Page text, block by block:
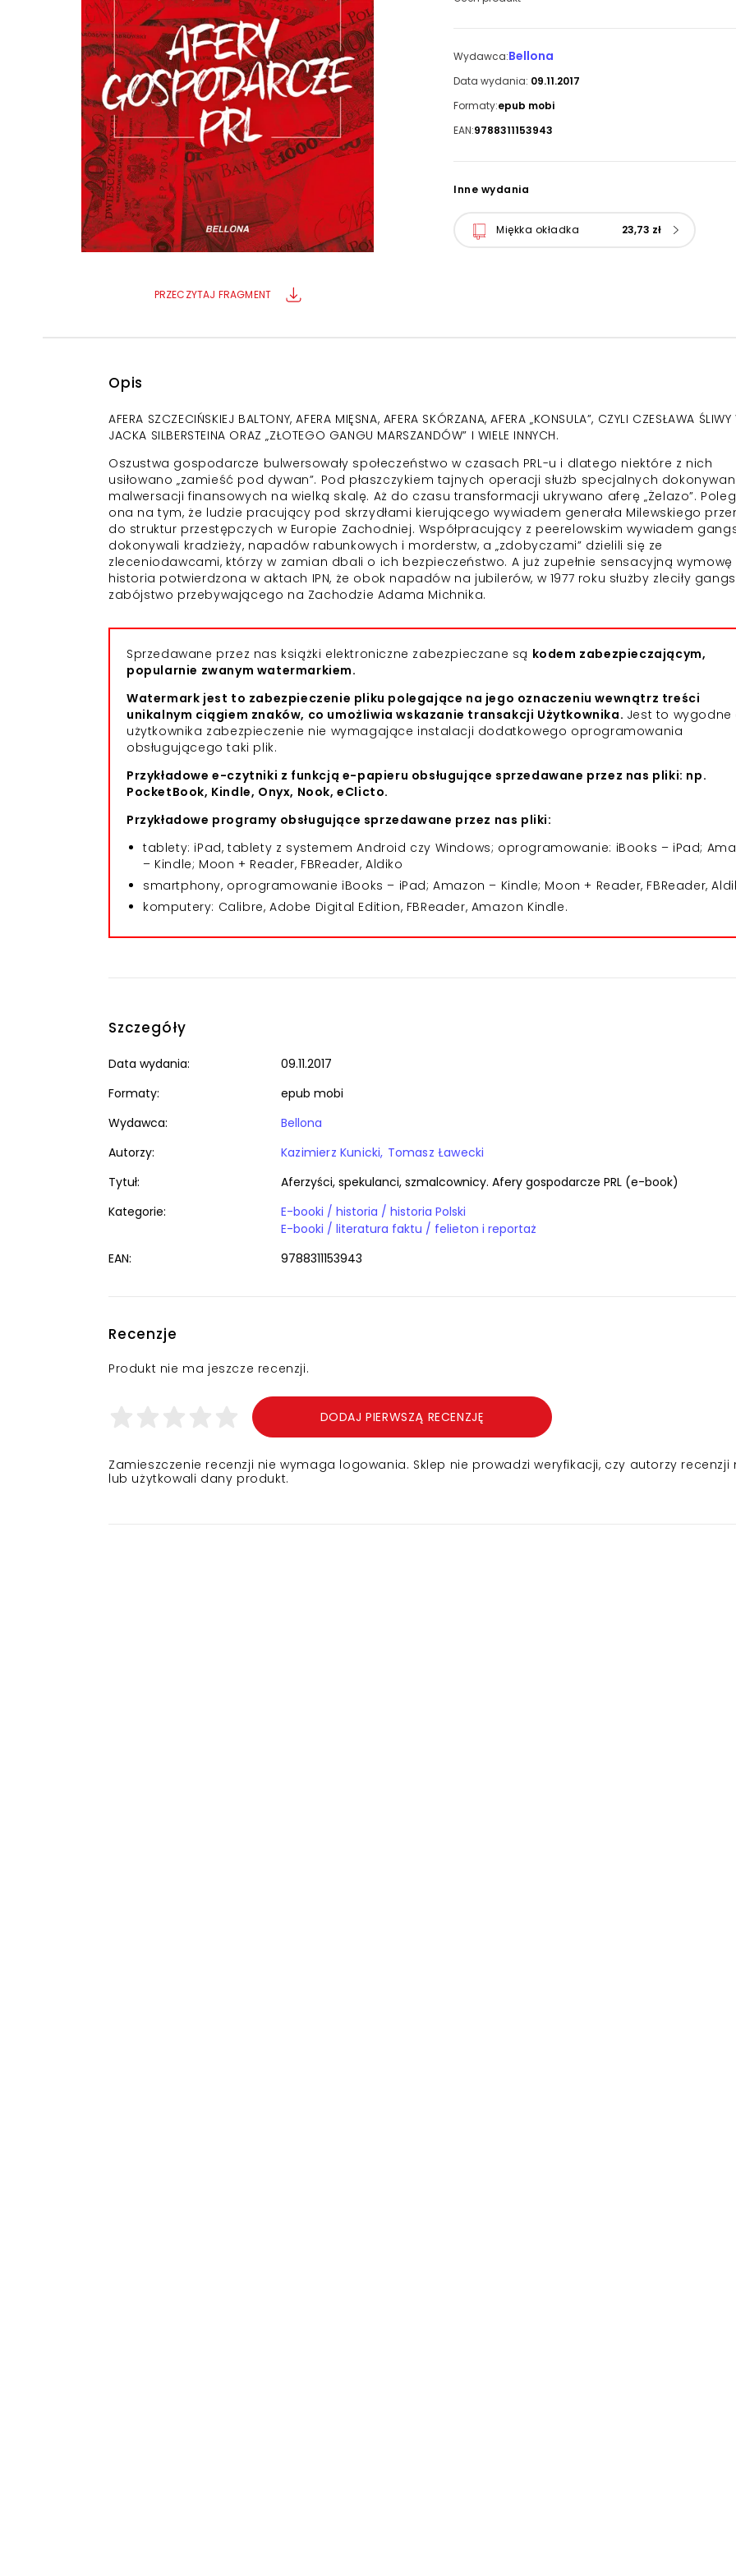
PRZECZYTAJ FRAGMENT
Wydawca:Bellona
Data wydania: 09.11.2017
Formaty:epub mobi
EAN:9788311153943
Inne wydania
Miękka okładka 23,73 zł
Opis
AFERA SZCZECIŃSKIEJ BALTONY, AFERA MIĘSNA, AFERA SKÓRZANA, AFERA „KONSULA”, CZYLI CZESŁAWA ŚLIWY
JACKA SILBERSTEINA ORAZ „ZŁOTEGO GANGU MARSZANDÓW” I WIELE INNYCH.
Oszustwa gospodarcze bulwersowały społeczeństwo w czasach PRL-u i dlatego niektóre z nich
usiłowano „zamieść pod dywan”. Pod płaszczykiem tajnych operacji służb specjalnych
malwersacji finansowych na wielką skalę. Aż do czasu transformacji ukrywano aferę „Żelazo”.
ona na tym, że ludzie pracujący pod skrzydłami kierującego wywiadem generała Milewskiego
do struktur przestępczych w Europie Zachodniej. Współpracujący z peerelowskim wywiadem
dokonywali kradzieży, napadów rabunkowych i morderstw, a „zdobyczami” dzielili się ze
zleceniodawcami, którzy w zamian dbali o ich bezpieczeństwo. A już zupełnie sensacyjną wymowę
historia potwierdzona w aktach IPN, że obok napadów na jubilerów, w 1977 roku służby zleciły
zabójstwo przebywającego na Zachodzie Adama Michnika.
Sprzedawane przez nas książki elektroniczne zabezpieczane są kodem zabezpieczającym,
popularnie zwanym watermarkiem.
Watermark jest to zabezpieczenie pliku polegające na jego oznaczeniu wewnątrz treści
unikalnym ciągiem znaków, co umożliwia wskazanie transakcji Użytkownika. Jest to wygodne
użytkownika zabezpieczenie nie wymagające instalacji dodatkowego oprogramowania
obsługującego taki plik.
Przykładowe e-czytniki z funkcją e-papieru obsługujące sprzedawane przez nas pliki: np.
PocketBook, Kindle, Onyx, Nook, eClicto.
Przykładowe programy obsługujące sprzedawane przez nas pliki:
tablety: iPad, tablety z systemem Android czy Windows; oprogramowanie: iBooks – iPad;
– Kindle; Moon + Reader, FBReader, Aldiko
smartphony, oprogramowanie iBooks – iPad; Amazon – Kindle; Moon + Reader, FBReader,
komputery: Calibre, Adobe Digital Edition, FBReader, Amazon Kindle.
Szczegóły
Data wydania:
09.11.2017
Formaty:
epub mobi
Wydawca:
Bellona
Autorzy:
Kazimierz Kunicki Tomasz Ławecki
Tytuł:
Aferzyści, spekulanci, szmalcownicy. Afery gospodarcze PRL (e-book)
Kategorie:
E-booki / historia / historia Polski
E-booki / literatura faktu / felieton i reportaż
EAN:
9788311153943
Recenzje
Produkt nie ma jeszcze recenzji.
DODAJ PIERWSZĄ RECENZJĘ
Zamieszczenie recenzji nie wymaga logowania. Sklep nie prowadzi weryfikacji, czy autorzy recenzji
lub użytkowali dany produkt.
Powiększony kursor
Pomoc w czytaniu
Podkreślenie linków